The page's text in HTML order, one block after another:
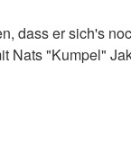
dass er sich's
Nats "Kumpel"